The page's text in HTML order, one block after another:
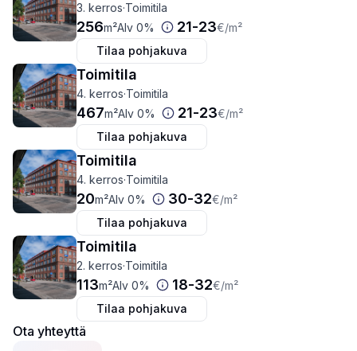
3. kerros·Toimitila
256m²Alv 0% 21-23€/m²
Tilaa pohjakuva
Toimitila
4. kerros·Toimitila
467m²Alv 0% 21-23€/m²
Tilaa pohjakuva
Toimitila
4. kerros·Toimitila
20m²Alv 0% 30-32€/m²
Tilaa pohjakuva
Toimitila
2. kerros·Toimitila
113m²Alv 0% 18-32€/m²
Tilaa pohjakuva
Ota yhteyttä